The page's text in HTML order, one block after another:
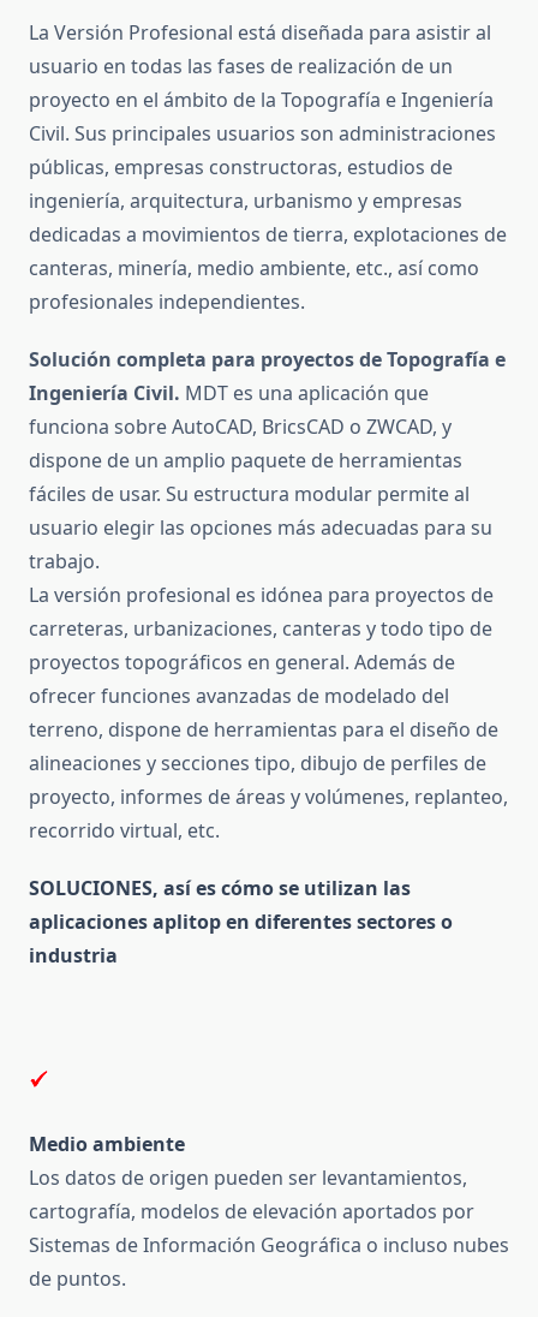
La Versión Profesional está diseñada para asistir al
usuario en todas las fases de realización de un
proyecto en el ámbito de la Topografía e Ingeniería
Civil. Sus principales usuarios son administraciones
públicas, empresas constructoras, estudios de
ingeniería, arquitectura, urbanismo y empresas
dedicadas a movimientos de tierra, explotaciones de
canteras, minería, medio ambiente, etc., así como
profesionales independientes.
Solución completa para proyectos de Topografía e
Ingeniería Civil. MDT es una aplicación que
funciona sobre AutoCAD, BricsCAD o ZWCAD, y
dispone de un amplio paquete de herramientas
fáciles de usar. Su estructura modular permite al
usuario elegir las opciones más adecuadas para su
trabajo.
La versión profesional es idónea para proyectos de
carreteras, urbanizaciones, canteras y todo tipo de
proyectos topográficos en general. Además de
ofrecer funciones avanzadas de modelado del
terreno, dispone de herramientas para el diseño de
alineaciones y secciones tipo, dibujo de perfiles de
proyecto, informes de áreas y volúmenes, replanteo,
recorrido virtual, etc.
SOLUCIONES, así es cómo se utilizan las
aplicaciones aplitop en diferentes sectores o
industria
Medio ambiente
Los datos de origen pueden ser levantamientos,
cartografía, modelos de elevación aportados por
Sistemas de Información Geográfica o incluso nubes
de puntos.